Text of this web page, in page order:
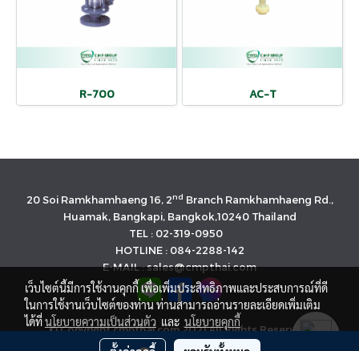
R-700 AC-T
20 Soi Ramkhamhaeng 16, 2nd Branch Ramkhamhaeng Rd.,
Huamak, Bangkapi, Bangkok,10240 Thailand
TEL : 02-319-0950
HOTLINE : 084-2288-142
E-MAIL : sales@cmpthai.com
© Copyright cmpthai.com 2021 All Rights Reserved.
นโยบายคุ้มครองข้อมูลส่วนบุคคล(Privacy Policy)
เว็บไซต์นี้มีการใช้งานคุกกี้ เพื่อเพิ่มประสิทธิภาพและประสบการณ์ที่ดี
ในการใช้งานเว็บไซต์ของท่าน ท่านสามารถอ่านรายละเอียดเพิ่มเติม
ได้ที่นโยบายความเป็นส่วนตัว และ นโยบายคุกกี้